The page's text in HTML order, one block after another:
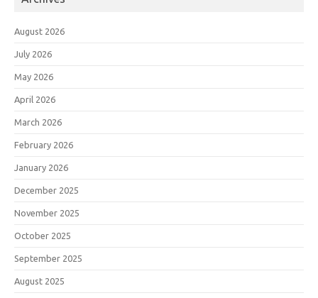
August 2026
July 2026
May 2026
April 2026
March 2026
February 2026
January 2026
December 2025
November 2025
October 2025
September 2025
August 2025